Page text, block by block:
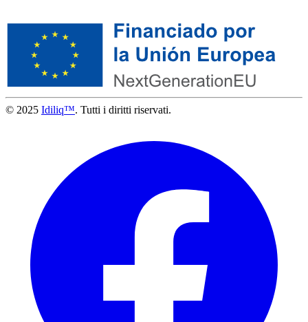
© 2025 Idiliq™. Tutti i diritti riservati.